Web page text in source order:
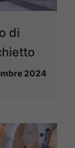
di
2024